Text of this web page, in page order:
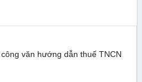
văn hướng dẫn thuế TNCN